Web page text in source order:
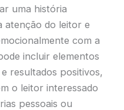
uma história
atenção do leitor e
com a
incluir elementos
resultados positivos,
o leitor interessado
pessoais ou